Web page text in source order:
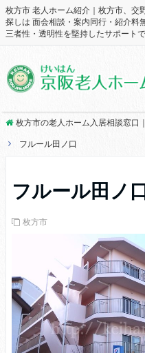
枚方市 老人ホーム紹介｜枚方市、交
探しは 面会相談・案内同行・紹介料
三者性・透明性を堅持したサポート
枚方市の老人ホーム入居相談窓口
フルール田ノ口
フルール田ノ
枚方市